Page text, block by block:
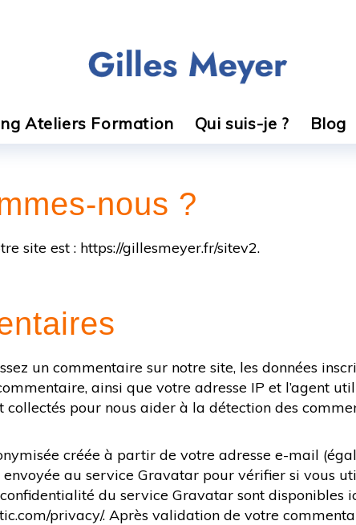
Ateliers Formation Qui suis-je ? Blog
nous ?
site est : https://gillesmeyer.fr/sitev2.
un commentaire sur notre site, les données
ainsi que votre adresse IP et l’agent
collectés pour nous aider à la détection des
créée à partir de votre adresse e-mail
envoyée au service Gravatar pour vérifier si vous
du service Gravatar sont disponibles
privacy/. Après validation de votre